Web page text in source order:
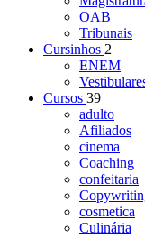
OAB
Tribunais
Cursinhos 2
ENEM
Cursos 39
adulto
Afiliados
cinema
Coaching
confeitaria
cosmetica
Culinária